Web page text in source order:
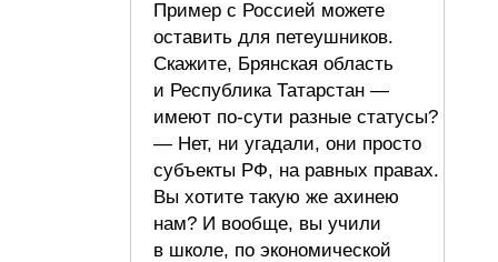
Пример с Россией можете
оставить для петеушников.
Скажите, Брянская область
и Республика Татарстан —
имеют по-сути разные статусы?
— Нет, ни угадали, они просто
субъекты РФ, на равных правах.
Вы хотите такую же ахинею
нам? И вообще, вы учили
в школе, по экономической